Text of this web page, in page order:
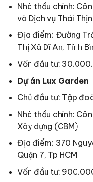
Nhà thầu chính:
và Dịch vụ Thái
Địa điểm: Đường
Thị Xã Dĩ An, Tỉnh
Vốn đầu tư:
Dự án Lux Garden
Chủ đầu tư: Tập
Nhà thầu chính:
Xây dựng (CBM)
Địa điểm: 370
Quận 7, Tp HCM
Vốn đầu tư: